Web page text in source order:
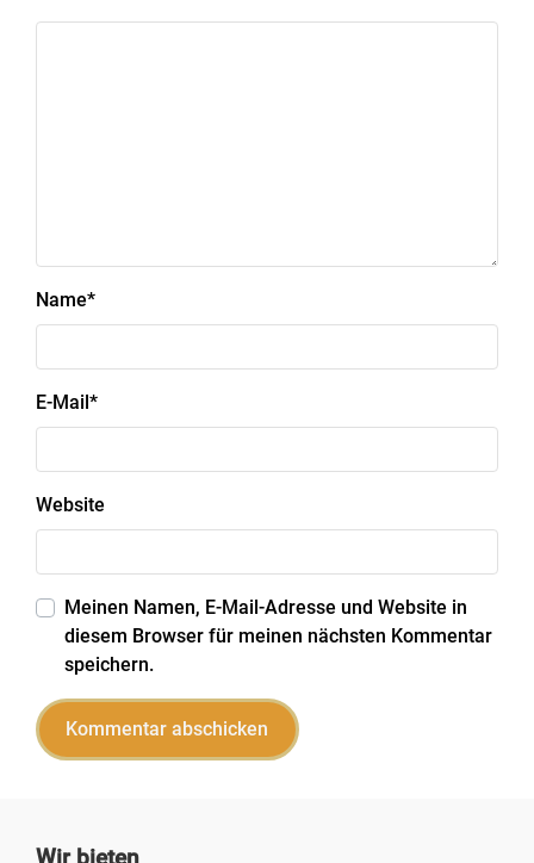
Name*
E-Mail*
Website
Meinen Namen, E-Mail-Adresse und Website in
diesem Browser für meinen nächsten Kommentar
speichern.